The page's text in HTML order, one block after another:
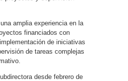
amplia experiencia en la
financiados con
de iniciativas
de tareas complejas
desde febrero de